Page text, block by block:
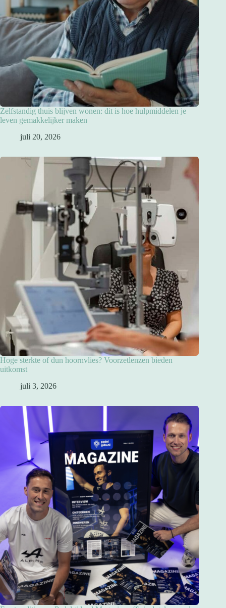
Zelfstandig thuis blijven wonen: dit is hoe hulpmiddelen je
leven gemakkelijker maken
juli 20, 2026
Hoge sterkte of dun hoornvlies? Voorzetlenzen bieden
uitkomst
juli 3, 2026